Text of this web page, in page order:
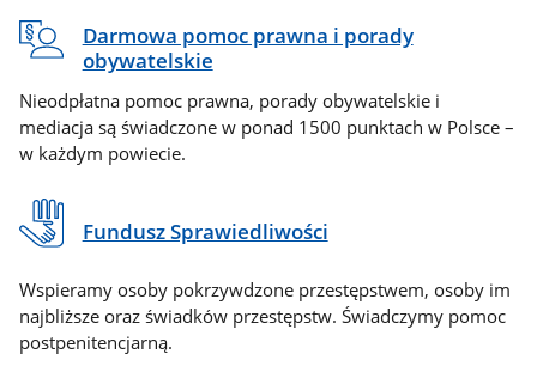
Darmowa pomoc prawna i porady
obywatelskie
Nieodpłatna pomoc prawna, porady obywatelskie i
mediacja są świadczone w ponad 1500 punktach w Polsce –
w każdym powiecie.
Fundusz Sprawiedliwości
Wspieramy osoby pokrzywdzone przestępstwem, osoby im
najbliższe oraz świadków przestępstw. Świadczymy pomoc
postpenitencjarną.